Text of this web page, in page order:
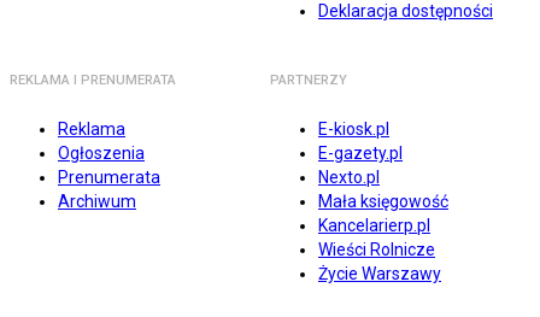
Deklaracja dostępności
REKLAMA I PRENUMERATA
Reklama
Ogłoszenia
Prenumerata
Archiwum
PARTNERZY
E-kiosk.pl
E-gazety.pl
Nexto.pl
Mała księgowość
Kancelarierp.pl
Wieści Rolnicze
Życie Warszawy